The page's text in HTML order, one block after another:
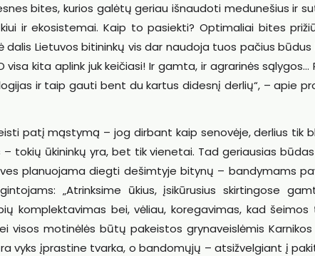
bites, kurios galėtų geriau išnaudoti medunešius ir
ir ekosistemai. Kaip to pasiekti? Optimaliai bites
Lietuvos bitininkų vis dar naudoja tuos pačius būdus
kita aplink juk keičiasi! Ir gamta, ir agrarinės sąlygos…
ir taip gauti bent du kartus didesnį derlių“, – apie
patį mąstymą – jog dirbant kaip senovėje, derlius tik
tokių ūkininkų yra, bet tik vienetai. Tad geriausias
planuojama diegti dešimtyje bitynų – bandymams
„Atrinksime ūkius, įsikūrusius skirtingose
komplektavimas bei, vėliau, koregavimas, kad
visos motinėlės būtų pakeistos grynaveislėmis Karnikos
vyks įprastine tvarka, o bandomųjų – atsižvelgiant į